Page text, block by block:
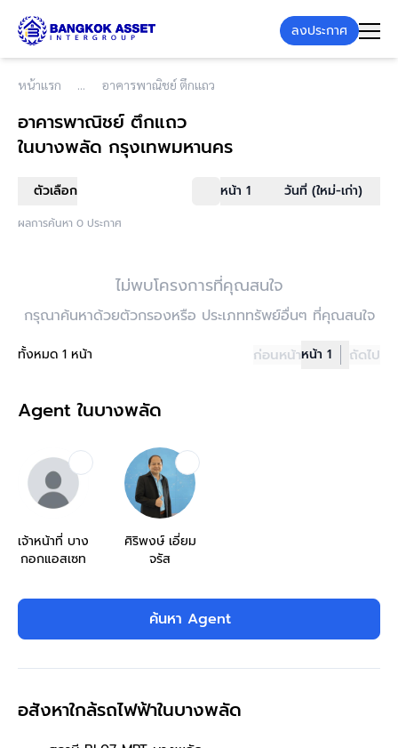
ลงประกาศ
หน้าแรก อาคารพาณิชย์ ตึกแถว
อาคารพาณิชย์ ตึกแถว
ในบางพลัด กรุงเทพมหานคร
ตัวเลือก หน้า 1 วันที่ (ใหม่-เก่า)
ผลการค้นหา 0 ประกาศ
ไม่พบโครงการที่คุณสนใจ
กรุณาค้นหาด้วยตัวกรองหรือ ประเภททรัพย์อื่นๆ ที่คุณสนใจ
ทั้งหมด 1 หน้า ก่อนหน้าหน้า 1 ถัดไป
Agent ในบางพลัด
เจ้าหน้าที่ บาง
กอกแอสเซท
ศิริพงษ์ เอี่ยม
จรัส
ค้นหา Agent
อสังหาใกล้รถไฟฟ้าในบางพลัด